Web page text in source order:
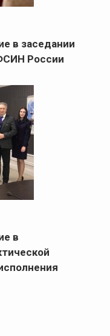
в заседании
России
в